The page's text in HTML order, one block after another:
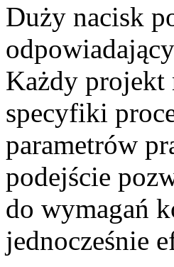
Duży nacisk
Każdy projekt
specyfiki
parametrów
podejście
do wymagań
jednocześnie